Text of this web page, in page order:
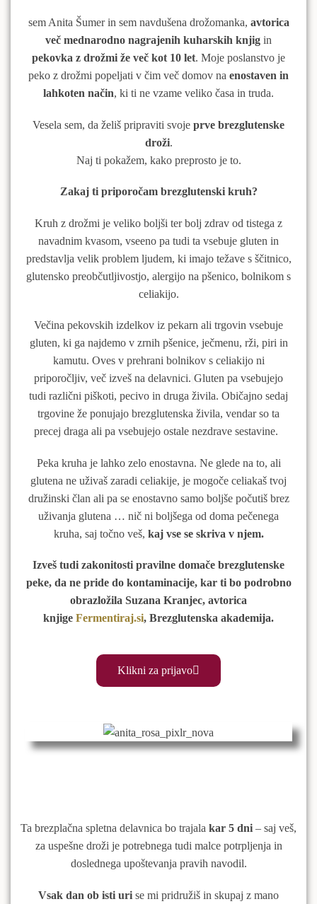
sem Anita Šumer in sem navdušena drožomanka, avtorica
več mednarodno nagrajenih kuharskih knjig in
pekovka z drožmi že več kot 10 let. Moje poslanstvo je
peko z drožmi popeljati v čim več domov na enostaven in
lahkoten način, ki ti ne vzame veliko časa in truda.
Vesela sem, da želiš pripraviti svoje prve brezglutenske
droži.
Naj ti pokažem, kako preprosto je to.
Zakaj ti priporočam brezglutenski kruh?
Kruh z drožmi je veliko boljši ter bolj zdrav od tistega z
navadnim kvasom, vseeno pa tudi ta vsebuje gluten in
predstavlja velik problem ljudem, ki imajo težave s ščitnico,
glutensko preobčutljivostjo, alergijo na pšenico, bolnikom s
celiakijo.
Večina pekovskih izdelkov iz pekarn ali trgovin vsebuje
gluten, ki ga najdemo v zrnih pšenice, ječmenu, rži, piri in
kamutu. Oves v prehrani bolnikov s celiakijo ni
priporočljiv, več izveš na delavnici. Gluten pa vsebujejo
tudi različni piškoti, pecivo in druga živila. Običajno sedaj
trgovine že ponujajo brezglutenska živila, vendar so ta
precej draga ali pa vsebujejo ostale nezdrave sestavine.
Peka kruha je lahko zelo enostavna. Ne glede na to, ali
glutena ne uživaš zaradi celiakije, je mogoče celiakaš tvoj
družinski član ali pa se enostavno samo boljše počutiš brez
uživanja glutena … nič ni boljšega od doma pečenega
kruha, saj točno veš, kaj vse se skriva v njem.
Izveš tudi zakonitosti pravilne domače brezglutenske
peke, da ne pride do kontaminacije, kar ti bo podrobno
obrazložila Suzana Kranjec, avtorica
knjige Fermentiraj.si, Brezglutenska akademija.
Klikni za prijavo
Ta brezplačna spletna delavnica bo trajala kar 5 dni – saj veš,
za uspešne droži je potrebnega tudi malce potrpljenja in
doslednega upoštevanja pravih navodil.
Vsak dan ob isti uri se mi pridružiš in skupaj z mano